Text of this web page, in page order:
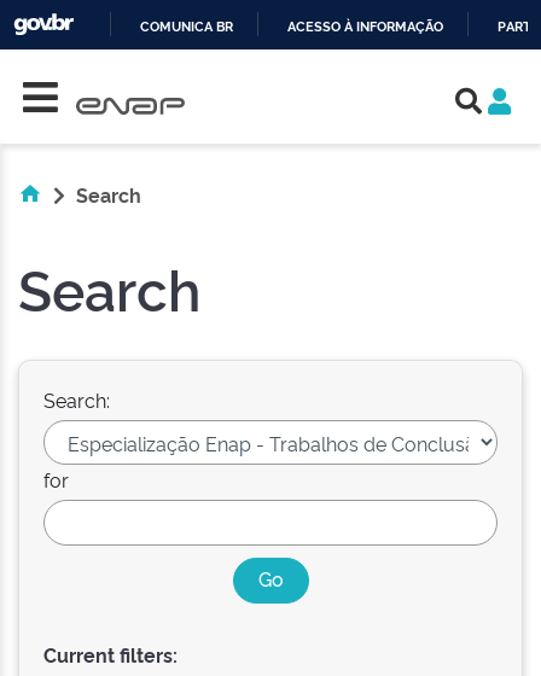
COMUNICA BR ACESSO À INFORMAÇÃO
Search
Search
Search:
for
Current filters: